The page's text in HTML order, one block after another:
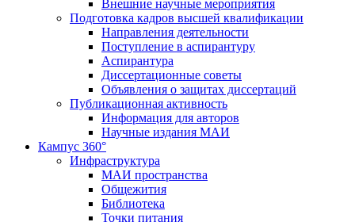
Внешние научные мероприятия
Подготовка кадров высшей квалификации
Направления деятельности
Поступление в аспирантуру
Аспирантура
Диссертационные советы
Объявления о защитах диссертаций
Публикационная активность
Информация для авторов
Научные издания МАИ
Кампус 360°
Инфраструктура
МАИ пространства
Общежития
Библиотека
Точки питания